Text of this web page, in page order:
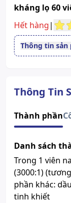
kháng lọ 60
Hết hàng|
Thông tin sản
Dạng bào chế
Số đăng ký
Lưu ý
Xem giấy
Thông Tin
Thành phần
Danh sách
Trong 1 viên
(3000:1)
phần khác:
tinh khiết